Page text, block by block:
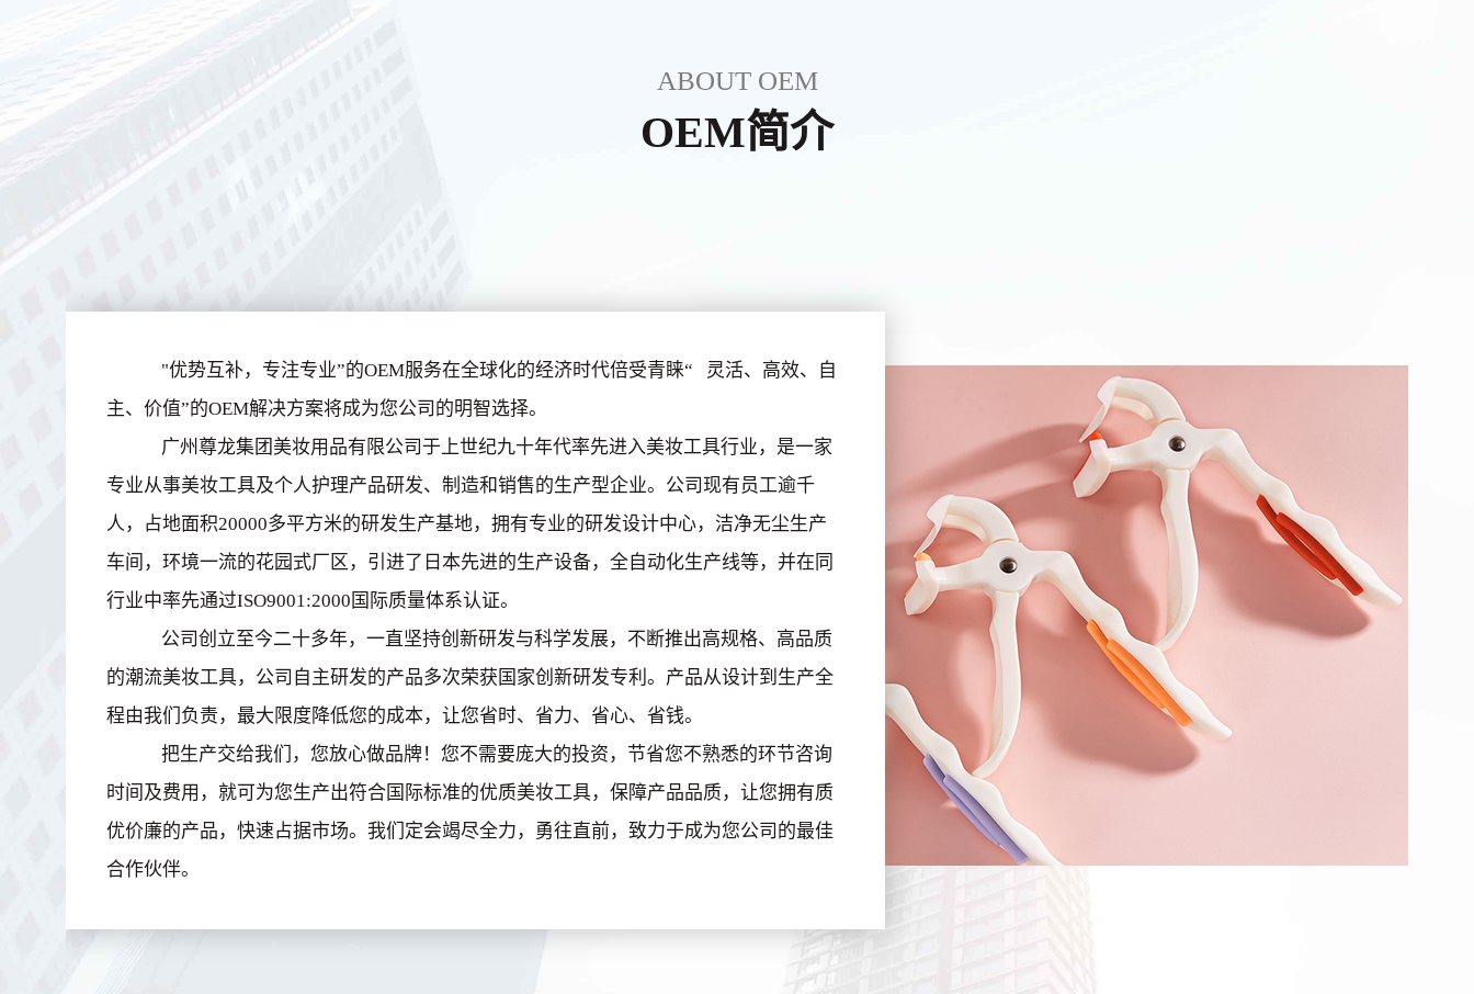
ABOUT OEM
OEM简介
"优势互补，专注专业”的OEM服务在全球化的经济时代倍受青睐“ 灵活、高效、自
主、价值”的OEM解决方案将成为您公司的明智选择。
广州尊龙集团美妆用品有限公司于上世纪九十年代率先进入美妆工具行业，是一家
专业从事美妆工具及个人护理产品研发、制造和销售的生产型企业。公司现有员工逾千
人，占地面积20000多平方米的研发生产基地，拥有专业的研发设计中心，洁净无尘生产
车间，环境一流的花园式厂区，引进了日本先进的生产设备，全自动化生产线等，并在同
行业中率先通过ISO9001:2000国际质量体系认证。
公司创立至今二十多年，一直坚持创新研发与科学发展，不断推出高规格、高品质
的潮流美妆工具，公司自主研发的产品多次荣获国家创新研发专利。产品从设计到生产全
程由我们负责，最大限度降低您的成本，让您省时、省力、省心、省钱。
把生产交给我们，您放心做品牌！您不需要庞大的投资，节省您不熟悉的环节咨询
时间及费用，就可为您生产出符合国际标准的优质美妆工具，保障产品品质，让您拥有质
优价廉的产品，快速占据市场。我们定会竭尽全力，勇往直前，致力于成为您公司的最佳
合作伙伴。